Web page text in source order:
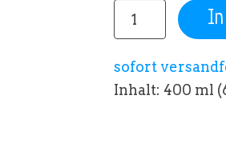
In
sofort
Inhalt: 400 ml